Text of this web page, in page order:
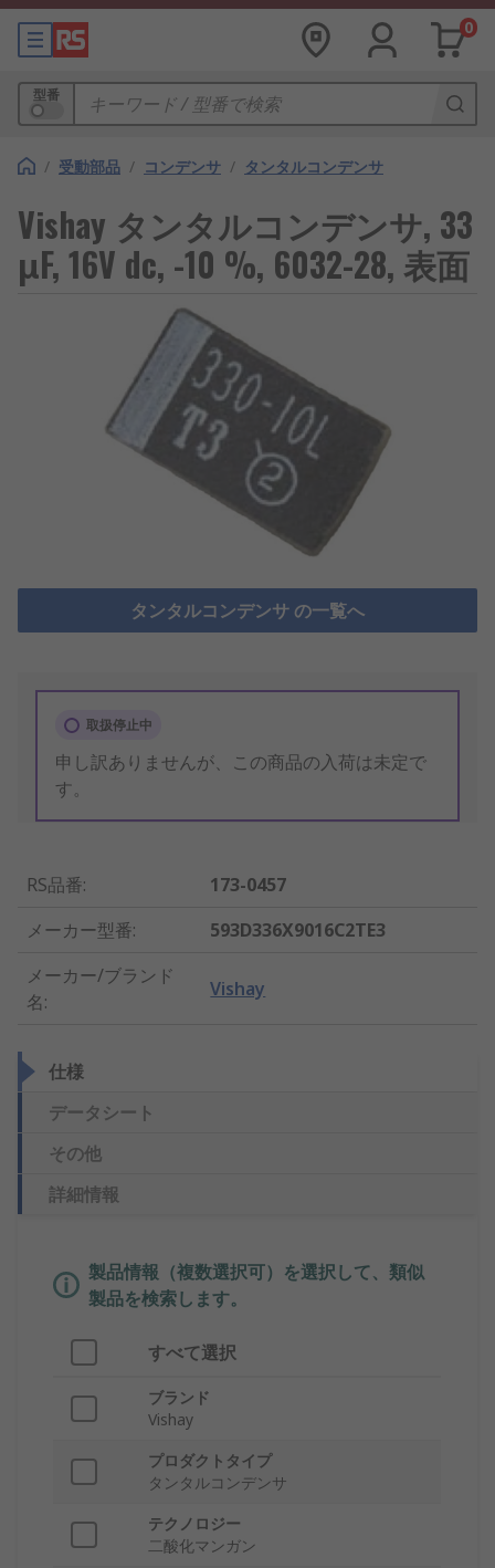
0
型番
/ 受動部品 / コンデンサ / タンタルコンデンサ
Vishay タンタルコンデンサ, 33
μF, 16V dc, -10 %, 6032-28, 表面
タンタルコンデンサ の一覧へ
取扱停止中
申し訳ありませんが、この商品の入荷は未定で
す。
RS品番:
173-0457
メーカー型番:
593D336X9016C2TE3
メーカー/ブランド
名:
Vishay
仕様
データシート
その他
詳細情報
製品情報（複数選択可）を選択して、類似
製品を検索します。
すべて選択
ブランド
Vishay
プロダクトタイプ
タンタルコンデンサ
テクノロジー
二酸化マンガン